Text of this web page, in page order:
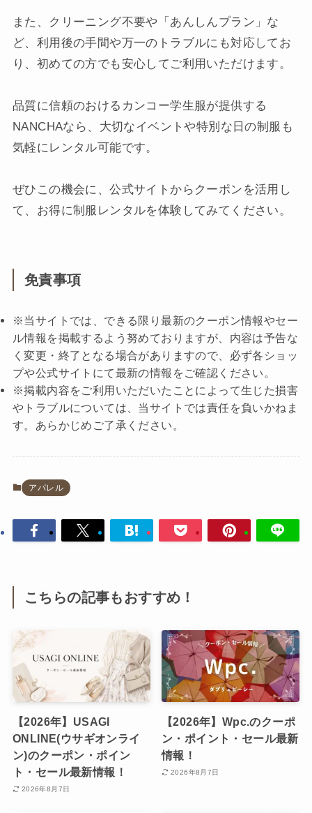
また、クリーニング不要や「あんしんプラン」な
ど、利用後の手間や万一のトラブルにも対応してお
り、初めての方でも安心してご利用いただけます。
品質に信頼のおけるカンコー学生服が提供する
NANCHAなら、大切なイベントや特別な日の制服も
気軽にレンタル可能です。
ぜひこの機会に、公式サイトからクーポンを活用し
て、お得に制服レンタルを体験してみてください。
免責事項
※当サイトでは、できる限り最新のクーポン情報やセー
ル情報を掲載するよう努めておりますが、内容は予告な
く変更・終了となる場合がありますので、必ず各ショッ
プや公式サイトにて最新の情報をご確認ください。
※掲載内容をご利用いただいたことによって生じた損害
やトラブルについては、当サイトでは責任を負いかねま
す。あらかじめご了承ください。
アパレル
こちらの記事もおすすめ！
【2026年】USAGI
ONLINE(ウサギオンライ
ン)のクーポン・ポイン
ト・セール最新情報！
2026年8月7日
【2026年】Wpc.のクーポ
ン・ポイント・セール最新
情報！
2026年8月7日